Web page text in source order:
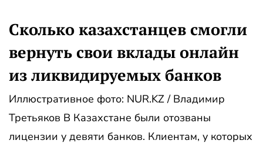
Сколько казахстанцев смогли
вернуть свои вклады онлайн
из ликвидируемых банков
Иллюстративное фото: NUR.KZ / Владимир
Третьяков В Казахстане были отозваны
лицензии у девяти банков. Клиентам, у которых